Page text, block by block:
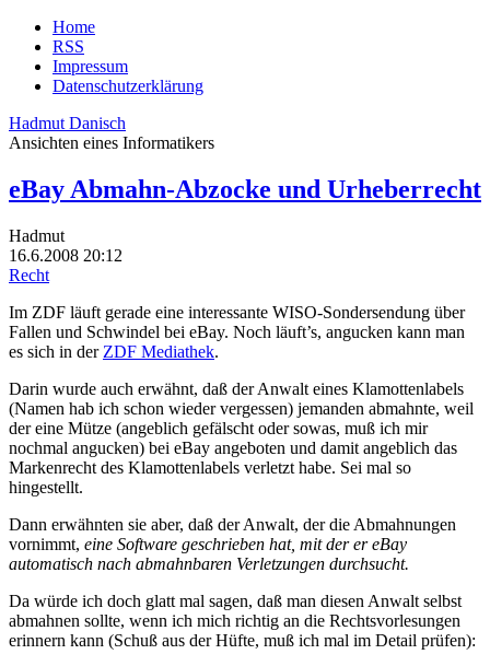
Home
RSS
Impressum
Datenschutzerklärung
Hadmut Danisch
Ansichten eines Informatikers
eBay Abmahn-Abzocke und Urheberrecht
Hadmut
16.6.2008 20:12
Recht
Im ZDF läuft gerade eine interessante WISO-Sondersendung über
Fallen und Schwindel bei eBay. Noch läuft’s, angucken kann man
es sich in der ZDF Mediathek.
Darin wurde auch erwähnt, daß der Anwalt eines Klamottenlabels
(Namen hab ich schon wieder vergessen) jemanden abmahnte, weil
der eine Mütze (angeblich gefälscht oder sowas, muß ich mir
nochmal angucken) bei eBay angeboten und damit angeblich das
Markenrecht des Klamottenlabels verletzt habe. Sei mal so
hingestellt.
Dann erwähnten sie aber, daß der Anwalt, der die Abmahnungen
vornimmt, eine Software geschrieben hat, mit der er eBay
automatisch nach abmahnbaren Verletzungen durchsucht.
Da würde ich doch glatt mal sagen, daß man diesen Anwalt selbst
abmahnen sollte, wenn ich mich richtig an die Rechtsvorlesungen
erinnern kann (Schuß aus der Hüfte, muß ich mal im Detail prüfen):